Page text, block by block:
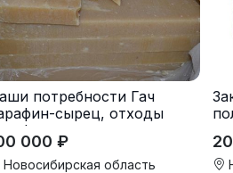
потребности Гач
сырец, отходы
000 ₽
Новосибирская область